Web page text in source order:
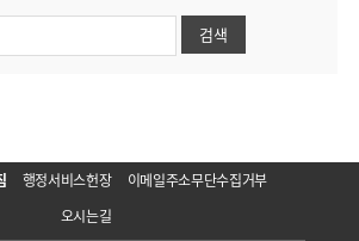
행정서비스헌장
이메일주소무단수집거부
오시는길